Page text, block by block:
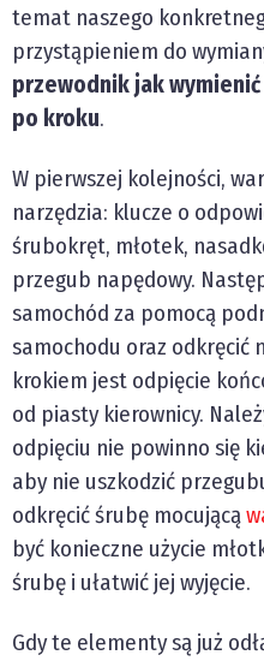
temat naszego
przystąpieniem do
przewodnik jak
po kroku.
W pierwszej kolejności,
narzędzia: klucze o
śrubokręt, młotek,
przegub napędowy.
samochód za pomocą
samochodu oraz odkręcić
krokiem jest odpięcie
od piasty kierownicy.
odpięciu nie powinno się
aby nie uszkodzić
odkręcić śrubę mocującą
być konieczne użycie
śrubę i ułatwić jej wyjęcie.
Gdy te elementy są już